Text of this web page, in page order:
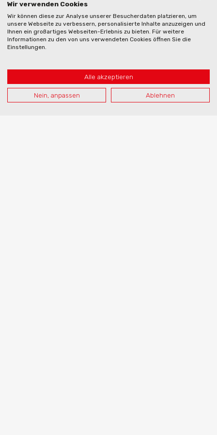
Wir verwenden Cookies
Wir können diese zur Analyse unserer Besucherdaten platzieren, um
unsere Webseite zu verbessern, personalisierte Inhalte anzuzeigen und
Ihnen ein großartiges Webseiten-Erlebnis zu bieten. Für weitere
Informationen zu den von uns verwendeten Cookies öffnen Sie die
Einstellungen.
Alle akzeptieren
Nein, anpassen Ablehnen